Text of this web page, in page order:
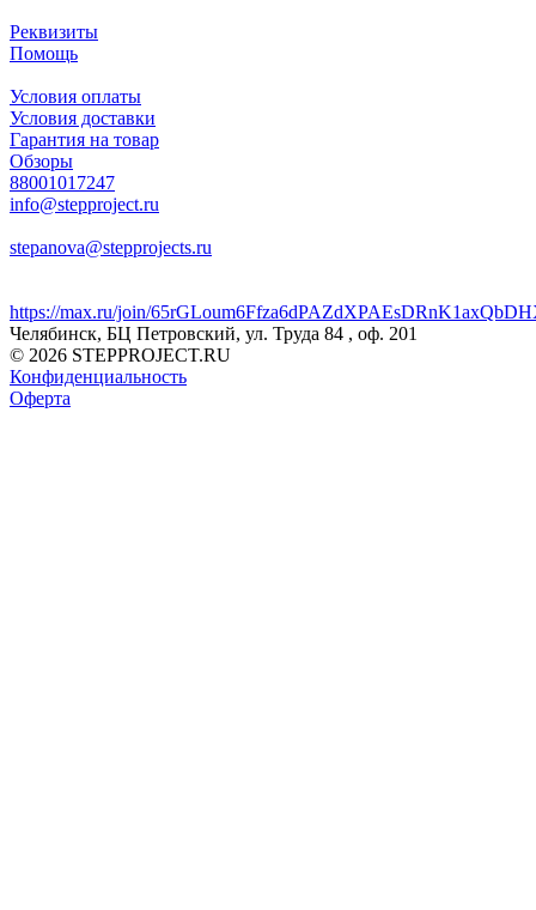
Реквизиты
Помощь
Условия оплаты
Условия доставки
Гарантия на товар
Обзоры
88001017247
info@stepproject.ru
stepanova@stepprojects.ru
https://max.ru/join/
Челябинск, БЦ Петровский, ул. Труда 84 , оф. 201
© 2026 STEPPROJECT.RU
Конфиденциальность
Оферта